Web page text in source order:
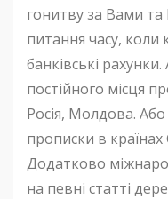
гонитву за Вами
питання часу, коли
банківські
постійного місця
Росія, Молдова.
прописки в
Додатково
на певні статті